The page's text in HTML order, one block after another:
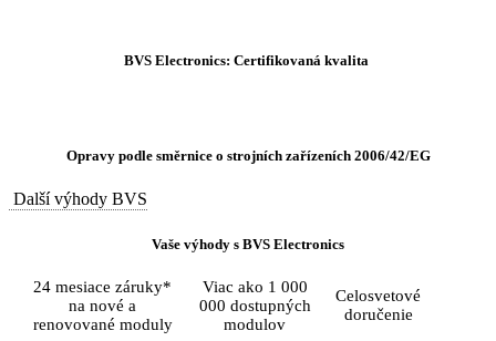
BVS Electronics: Certifikovaná kvalita
Opravy podle směrnice o strojních zařízeních 2006/42/EG
Další výhody BVS
Vaše výhody s BVS Electronics
24 mesiace záruky*
na nové a
renovované moduly
Viac ako 1 000
000 dostupných
modulov
Celosvetové
doručenie